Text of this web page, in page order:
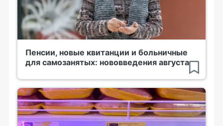
Пенсии, новые квитанции и больничные
для самозанятых: нововведения августа